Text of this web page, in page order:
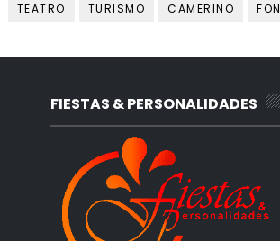
TEATRO
TURISMO CAMERINO FON
FIESTAS & PERSONALIDADES